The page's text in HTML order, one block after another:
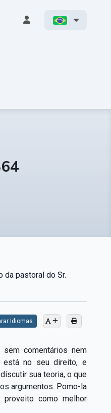
pastoral do Sr.
Idiomas
comentários nem
está no seu direito, e
sua teoria, o que
argumentos. Pomo-la
como melhor